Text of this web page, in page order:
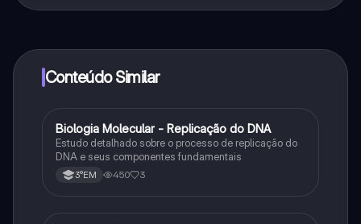
Conteúdo Similar
Ciência
Biologia Molecular - Replicação do DNA
Estudo detalhado sobre o processo de replicação do
DNA e seus componentes fundamentais
3°EM 450 3